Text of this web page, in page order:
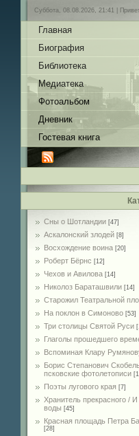
Суббота, 08.08.2026, 21:41 |
Главная
Биография
Библиотека
Медиатека
Фотоальбом
Дневник
Гостевая книга
Сны о Шотландии [47]
Аскалонский злодей [8]
Восхождение воина [20]
Роберт Бёрнс [12]
Чехов и Авилова [14]
Николоз Бараташвили [14]
Cтарожил Театральной
На поклон в Симоново [53]
Три столицы Святой Руси
Глаголы прошедшего
Вспоминая Клару
Борис Степанович
псковские фотолетописи
Поэты лугового края [7]
Хранитель прекрасного /
воды [45]
Красная площадь Петра
[28]